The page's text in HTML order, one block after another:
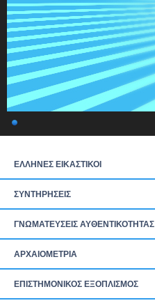
ΕΛΛΗΝΕΣ ΕΙΚΑΣΤΙΚΟΙ
ΣΥΝΤΗΡΗΣΕΙΣ
ΓΝΩΜΑΤΕΥΣΕΙΣ ΑΥΘΕΝΤΙΚΟΤΗΤΑΣ
ΑΡΧΑΙΟΜΕΤΡΙΑ
ΕΠΙΣΤΗΜΟΝΙΚΟΣ ΕΞΟΠΛΙΣΜΟΣ